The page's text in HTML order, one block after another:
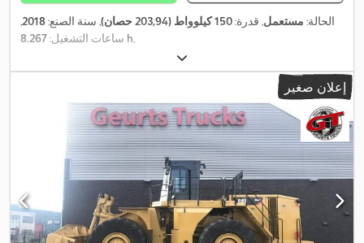
الحالة: مستعمل, قدرة:150 كيلوواط (203,94 حصان) , سنة الصنع:2018
,
ساعات التشغيل: 8.267 h,
إعلان صغير